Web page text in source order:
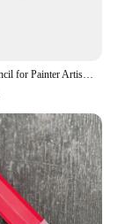
35cm Giant Pencil for Painter Artist Student Large Wood Pencil with Eraser Stationery Novelty Toy School Office Supplies Gift